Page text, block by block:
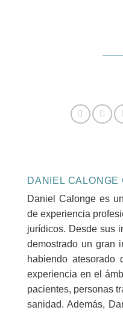
DANIEL CALONGE
Daniel Calonge es
de experiencia
jurídicos. Desde sus
demostrado un gran
habiendo atesorado
experiencia en el
pacientes, personas
sanidad. Además,